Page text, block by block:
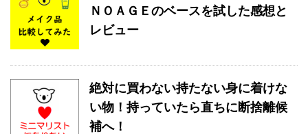
ＮＯＡＧＥのベースを試した感想と
レビュー
絶対に買わない持たない身に着けな
い物！持っていたら直ちに断捨離候
補へ！